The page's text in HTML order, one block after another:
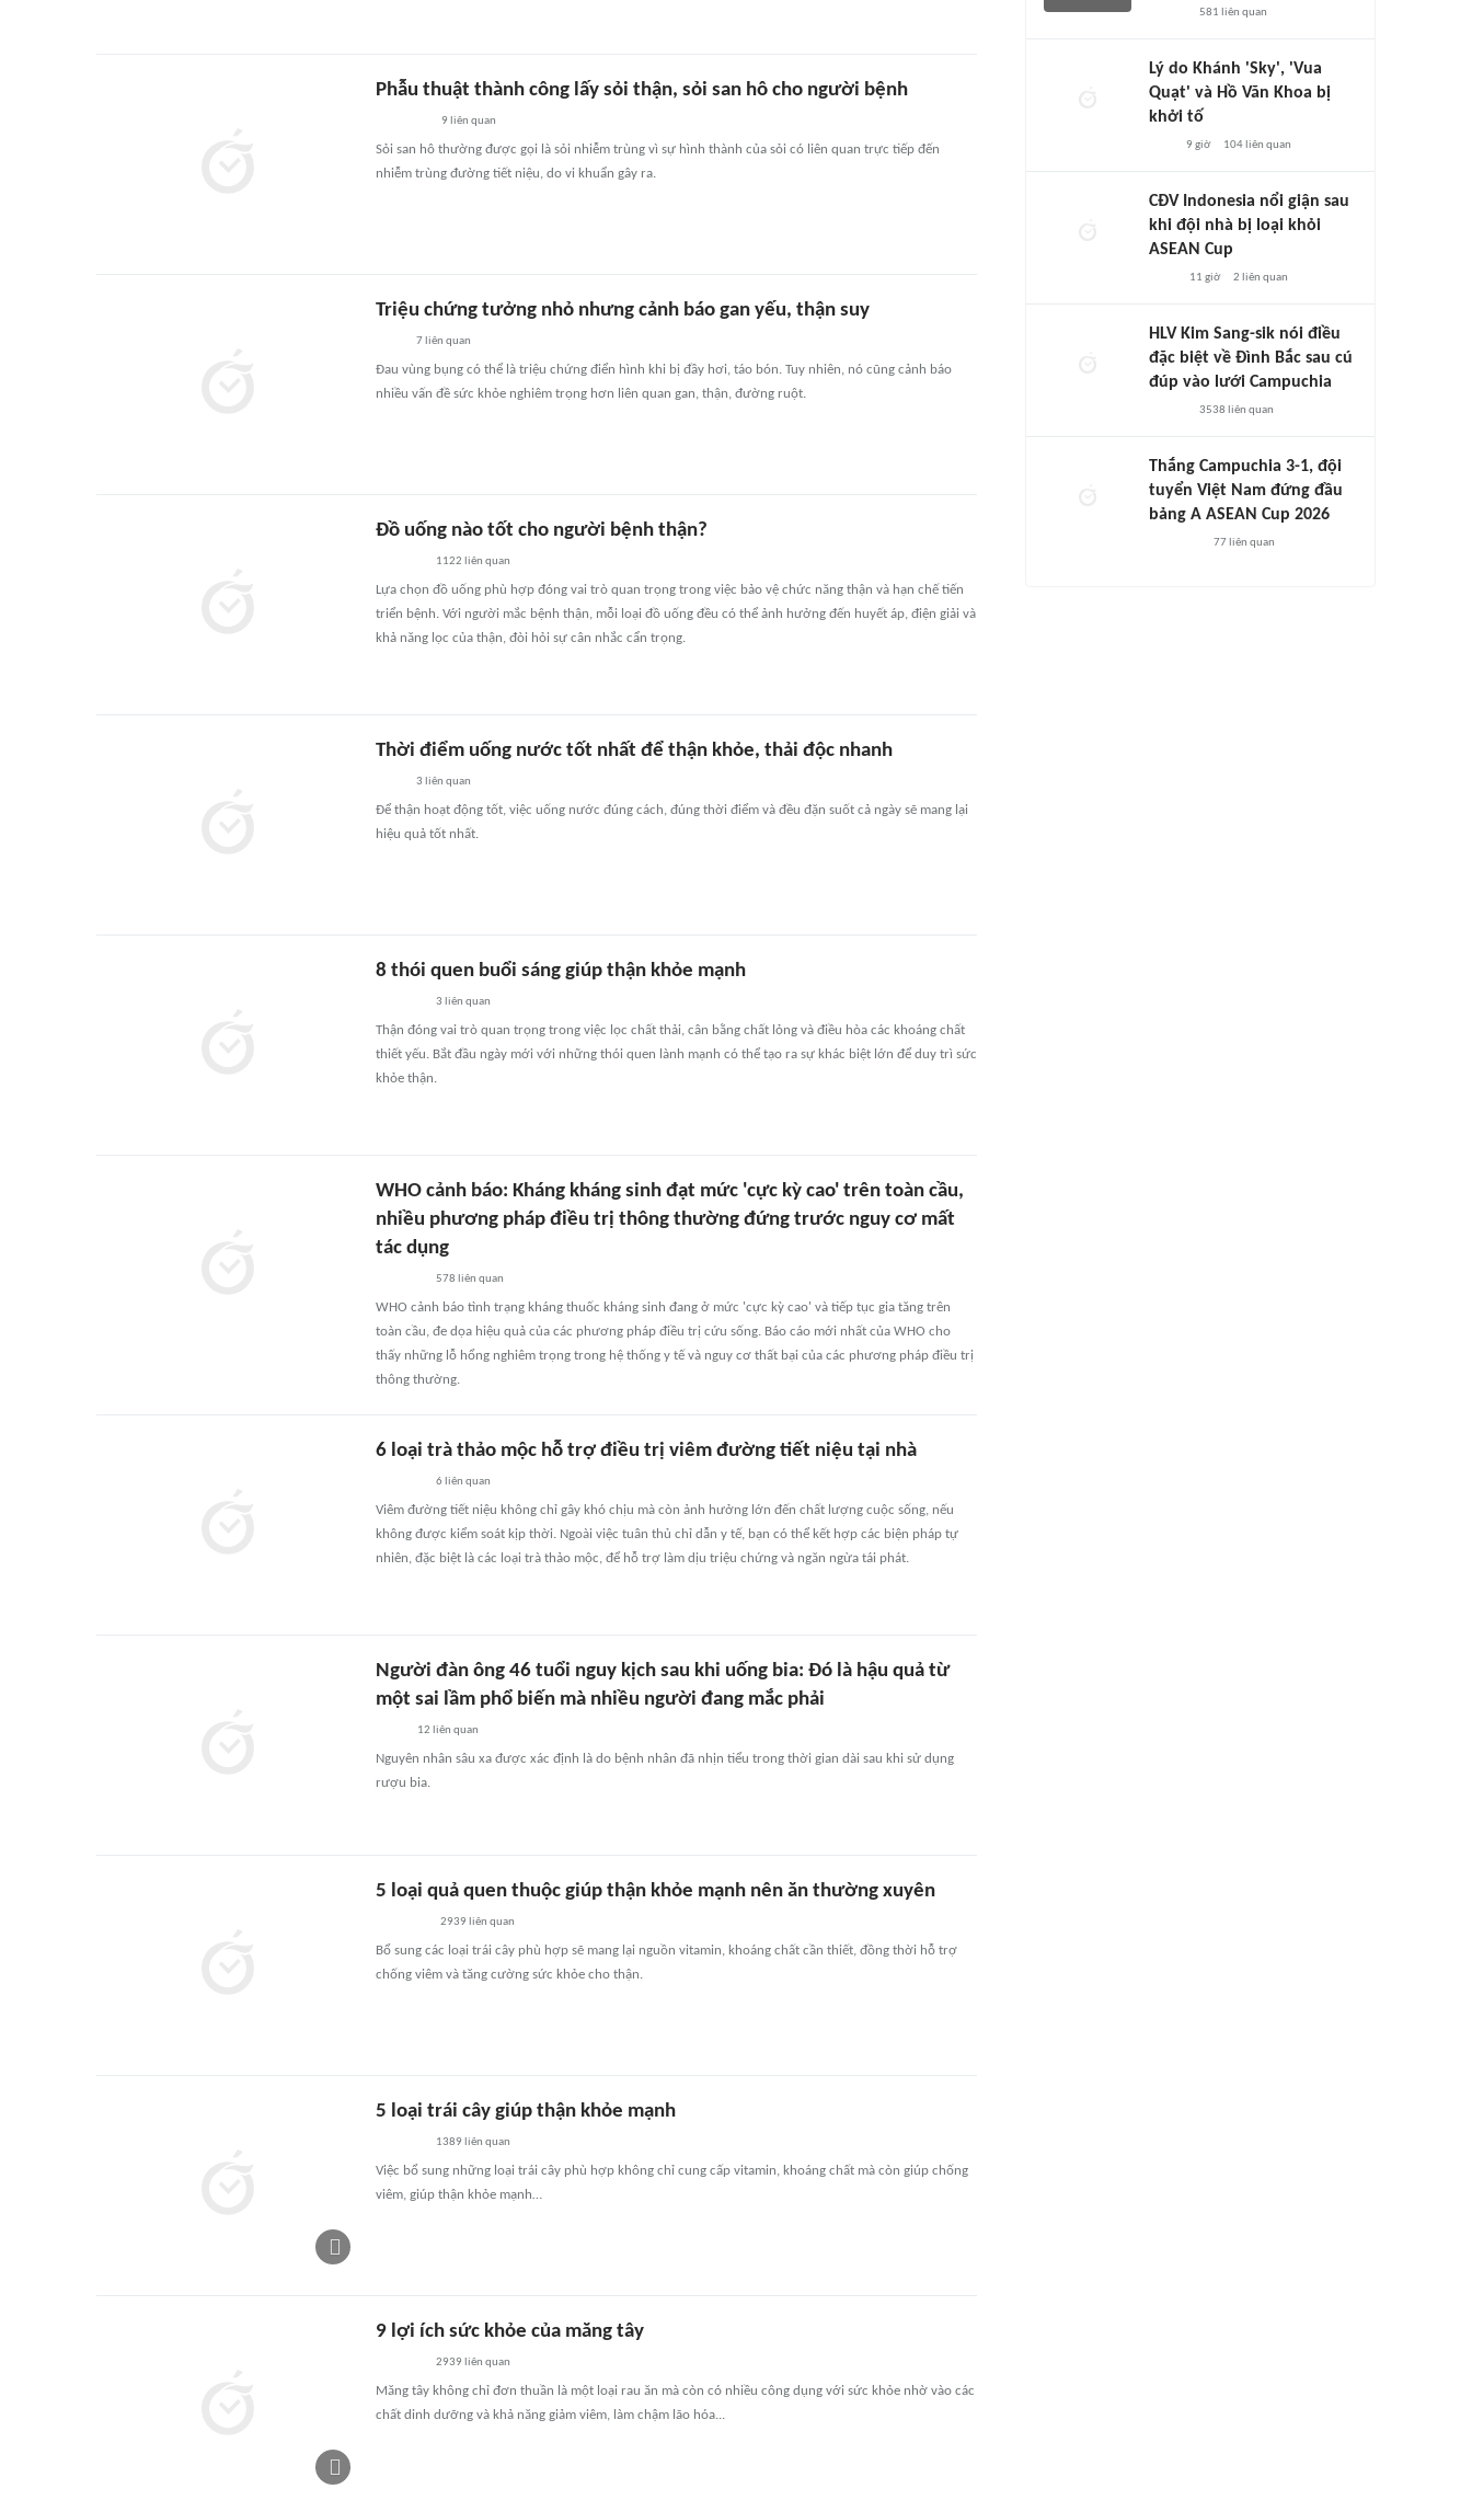
Phẫu thuật thành công lấy sỏi thận, sỏi san hô cho người bệnh
9 liên quan
Sỏi san hô thường được gọi là sỏi nhiễm trùng vì sự hình thành của sỏi có liên quan trực tiếp đến
nhiễm trùng đường tiết niệu, do vi khuẩn gây ra.
Triệu chứng tưởng nhỏ nhưng cảnh báo gan yếu, thận suy
7liên quan
Đau vùng bụng có thể là triệu chứng điển hình khi bị đầy hơi, táo bón. Tuy nhiên, nó cũng cảnh báo
nhiều vấn đề sức khỏe nghiêm trọng hơn liên quan gan, thận, đường ruột.
Đồ uống nào tốt cho người bệnh thận?
1122 liên quan
Lựa chọn đồ uống phù hợp đóng vai trò quan trọng trong việc bảo vệ chức năng thận và hạn chế tiến
triển bệnh. Với người mắc bệnh thận, mỗi loại đồ uống đều có thể ảnh hưởng đến huyết áp, điện giải và
khả năng lọc của thận, đòi hỏi sự cân nhắc cẩn trọng.
Thời điểm uống nước tốt nhất để thận khỏe, thải độc nhanh
3 liên quan
Để thận hoạt động tốt, việc uống nước đúng cách, đúng thời điểm và đều đặn suốt cả ngày sẽ mang lại
hiệu quả tốt nhất.
8 thói quen buổi sáng giúp thận khỏe mạnh
3 liên quan
Thận đóng vai trò quan trọng trong việc lọc chất thải, cân bằng chất lỏng và điều hòa các khoáng chất
thiết yếu. Bắt đầu ngày mới với những thói quen lành mạnh có thể tạo ra sự khác biệt lớn để duy trì sức
khỏe thận.
WHO cảnh báo: Kháng kháng sinh đạt mức 'cực kỳ cao' trên toàn cầu,
nhiều phương pháp điều trị thông thường đứng trước nguy cơ mất
tác dụng
578 liên quan
WHO cảnh báo tình trạng kháng thuốc kháng sinh đang ở mức 'cực kỳ cao' và tiếp tục gia tăng trên
toàn cầu, đe dọa hiệu quả của các phương pháp điều trị cứu sống. Báo cáo mới nhất của WHO cho
thấy những lỗ hổng nghiêm trọng trong hệ thống y tế và nguy cơ thất bại của các phương pháp điều trị
thông thường.
6 loại trà thảo mộc hỗ trợ điều trị viêm đường tiết niệu tại nhà
6 liên quan
Viêm đường tiết niệu không chỉ gây khó chịu mà còn ảnh hưởng lớn đến chất lượng cuộc sống, nếu
không được kiểm soát kịp thời. Ngoài việc tuân thủ chỉ dẫn y tế, bạn có thể kết hợp các biện pháp tự
nhiên, đặc biệt là các loại trà thảo mộc, để hỗ trợ làm dịu triệu chứng và ngăn ngừa tái phát.
Người đàn ông 46 tuổi nguy kịch sau khi uống bia: Đó là hậu quả từ
một sai lầm phổ biến mà nhiều người đang mắc phải
12 liên quan
Nguyên nhân sâu xa được xác định là do bệnh nhân đã nhịn tiểu trong thời gian dài sau khi sử dụng
rượu bia.
5 loại quả quen thuộc giúp thận khỏe mạnh nên ăn thường xuyên
2939 liên quan
Bổ sung các loại trái cây phù hợp sẽ mang lại nguồn vitamin, khoáng chất cần thiết, đồng thời hỗ trợ
chống viêm và tăng cường sức khỏe cho thận.
5 loại trái cây giúp thận khỏe mạnh
1389 liên quan
Việc bổ sung những loại trái cây phù hợp không chỉ cung cấp vitamin, khoáng chất mà còn giúp chống
viêm, giúp thận khỏe mạnh…
9 lợi ích sức khỏe của măng tây
2939 liên quan
Măng tây không chỉ đơn thuần là một loại rau ăn mà còn có nhiều công dụng với sức khỏe nhờ vào các
chất dinh dưỡng và khả năng giảm viêm, làm chậm lão hóa...
581 liên quan
Lý do Khánh 'Sky', 'Vua
Quạt' và Hồ Văn Khoa bị
khởi tố
9 giờ 104liên quan
CĐV Indonesia nổi giận sau
khi đội nhà bị loại khỏi
ASEAN Cup
11 giờ 2 liên quan
HLV Kim Sang-sik nói điều
đặc biệt về Đình Bắc sau cú
đúp vào lưới Campuchia
3538 liên quan
Thắng Campuchia 3-1, đội
tuyển Việt Nam đứng đầu
bảng A ASEAN Cup 2026
77liên quan